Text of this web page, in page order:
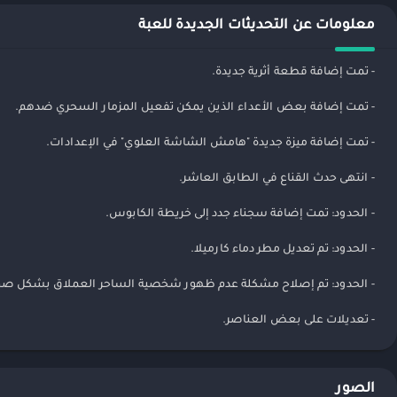
معلومات عن التحديثات الجديدة للعبة
- تمت إضافة قطعة أثرية جديدة.
- تمت إضافة بعض الأعداء الذين يمكن تفعيل المزمار السحري ضدهم.
- تمت إضافة ميزة جديدة "هامش الشاشة العلوي" في الإعدادات.
- انتهى حدث القناع في الطابق العاشر.
- الحدود: تمت إضافة سجناء جدد إلى خريطة الكابوس.
- الحدود: تم تعديل مطر دماء كارميلا.
- الحدود: تم إصلاح مشكلة عدم ظهور شخصية الساحر العملاق بشكل
- تعديلات على بعض العناصر.
الصور